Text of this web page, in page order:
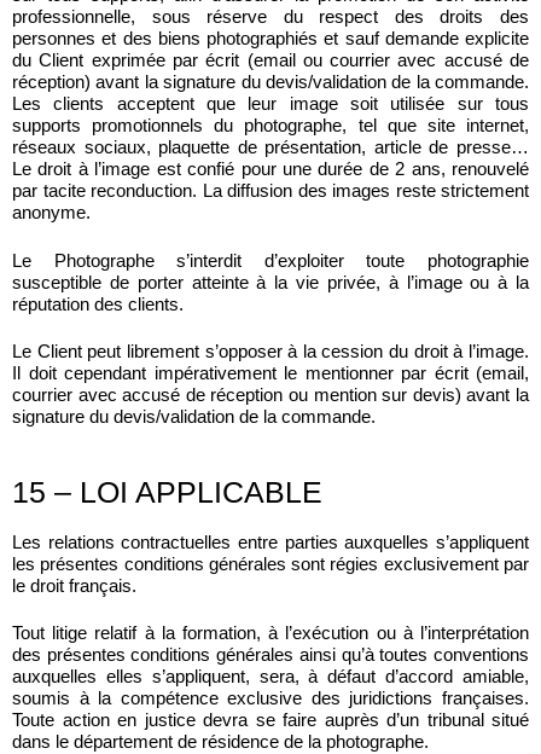
professionnelle, sous réserve du respect des droits des
personnes et des biens photographiés et sauf demande explicite
du Client exprimée par écrit (email ou courrier avec accusé de
réception) avant la signature du devis/validation de la commande.
Les clients acceptent que leur image soit utilisée sur tous
supports promotionnels du photographe, tel que site internet,
réseaux sociaux, plaquette de présentation, article de presse…
Le droit à l’image est confié pour une durée de 2 ans, renouvelé
par tacite reconduction. La diffusion des images reste strictement
anonyme.
Le Photographe s’interdit d’exploiter toute photographie
susceptible de porter atteinte à la vie privée, à l’image ou à la
réputation des clients.
Le Client peut librement s’opposer à la cession du droit à l’image.
Il doit cependant impérativement le mentionner par écrit (email,
courrier avec accusé de réception ou mention sur devis) avant la
signature du devis/validation de la commande.
15 – LOI APPLICABLE
Les relations contractuelles entre parties auxquelles s’appliquent
les présentes conditions générales sont régies exclusivement par
le droit français.
Tout litige relatif à la formation, à l’exécution ou à l’interprétation
des présentes conditions générales ainsi qu’à toutes conventions
auxquelles elles s’appliquent, sera, à défaut d’accord amiable,
soumis à la compétence exclusive des juridictions françaises.
Toute action en justice devra se faire auprès d’un tribunal situé
dans le département de résidence de la photographe.